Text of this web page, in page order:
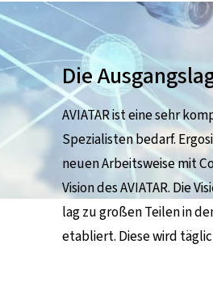
Die
AVIATAR ist eine sehr
Spezialisten bedarf.
neuen Arbeitsweise mit
Vision des AVIATAR. Die
lag zu großen Teilen in
etabliert. Diese wird